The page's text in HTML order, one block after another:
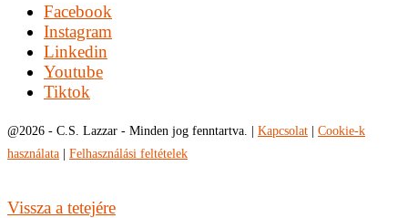
Facebook
Instagram
Linkedin
Youtube
Tiktok
@2026 - C.S. Lazzar - Minden jog fenntartva. | Kapcsolat
Cookie-k
használata
Felhasználási feltételek
Vissza a tetejére